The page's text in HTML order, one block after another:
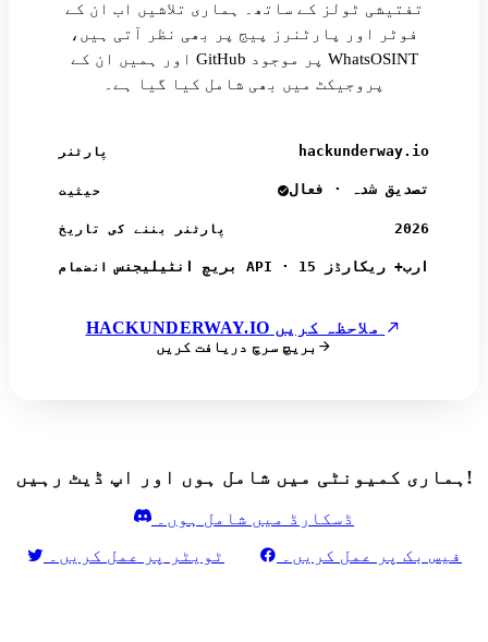
تفتیشی ٹولز کے ساتھ۔ ہماری تلاشیں اب ان کے
فوٹر اور پارٹنرز پیج پر بھی نظر آتی ہیں،
اور ہمیں ان کے GitHub پر موجود WhatsOSINT
پروجیکٹ میں بھی شامل کیا گیا ہے۔
پارٹنر hackunderway.io
حیثیت تصدیق شدہ · فعال
پارٹنر بننے کی تاریخ 2026
انضمام بریچ انٹیلیجنس API · 15 ارب+ ریکارڈز
بریچ سرچ دریافت کریں
ہماری کمیونٹی میں شامل ہوں اور اپ ڈیٹ رہیں!
ڈسکارڈ میں شامل ہوں۔
ٹویٹر پر عمل کریں۔
فیس بک پر عمل کریں۔